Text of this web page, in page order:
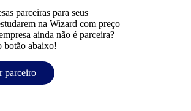
parceiras para seus
na Wizard com preço
ainda não é parceira?
botão abaixo!
parceiro